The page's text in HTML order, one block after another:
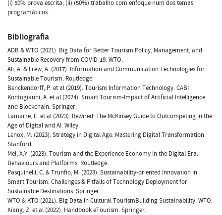
(i) 50% prova escrita; (ii) (50%) trabalho com enfoque num dos temas
programáticos.
Bibliografia
ADB & WTO (2021). Big Data for Better Tourism Policy, Management, and
Sustainable Recovery from COVID-19. WTO.
Ali, A. & Frew, A. (2017). Information and Communication Technologies for
Sustainable Tourism. Routledge
Benckendorff, P. et al (2019). Tourism Information Technology. CABI
Kontogianni, A. et al (2024). Smart Tourism-Impact of Artificial Intelligence
and Blockchain. Springer.
Lamarre, E. et al (2023). Rewired: The McKinsey Guide to Outcompeting in the
Age of Digital and AI. Wiley.
Lenox, M. (2023). Strategy in Digital Age: Mastering Digital Transformation.
Stanford.
Mei, X.Y. (2023). Tourism and the Experience Economy in the Digital Era:
Behaviours and Platforms. Routledge.
Pasquinelli, C. & Trunfio, M. (2023). Sustainability-oriented Innovation in
Smart Tourism: Challenges & Pitfalls of Technology Deployment for
Sustainable Destinations. Springer.
WTO & KTO (2021). Big Data in Cultural TourismBuilding Sustainability. WTO.
Xiang, Z. et al (2022). Handbook eTourism. Springer.